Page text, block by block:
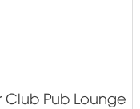
Club Pub Lounge